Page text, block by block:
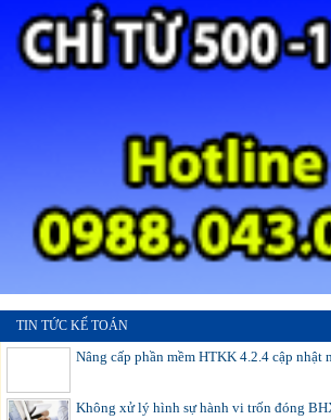
TIN TỨC KẾ TOÁN
Nâng cấp phần mềm HTKK 4.2.4 cập nhật
Không xử lý hình sự hành vi trốn đóng